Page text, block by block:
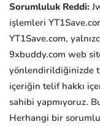
Sorumluluk Reddi:
işlemleri
YT1Save.com,
9xbuddy.com web
yönlendirildiğinizde
içeriğin telif hakkı
sahibi yapmıyoruz.
Herhangi bir